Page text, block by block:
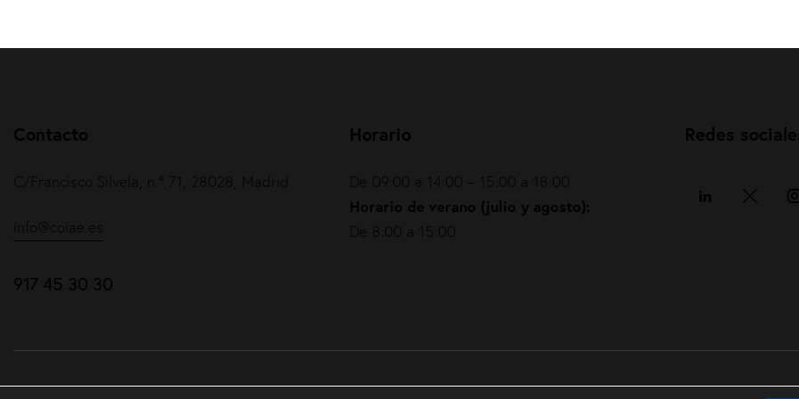
Contacto
C/Francisco Silvela, n.º 71, 28028, Madrid
info@coiae.es
917 45 30 30
Horario
De 09:00 a 14:00 – 15:00 a 18:00
Horario de verano (julio y agosto):
De 8:00 a 15:00
Redes